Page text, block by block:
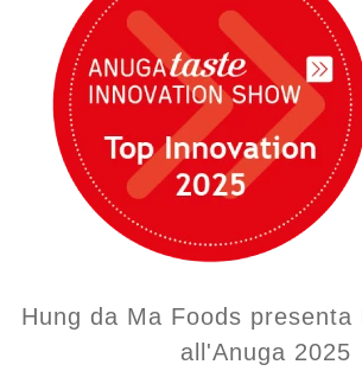
Hung da Ma Foods presenta
all'Anuga 2025
2025/10/04